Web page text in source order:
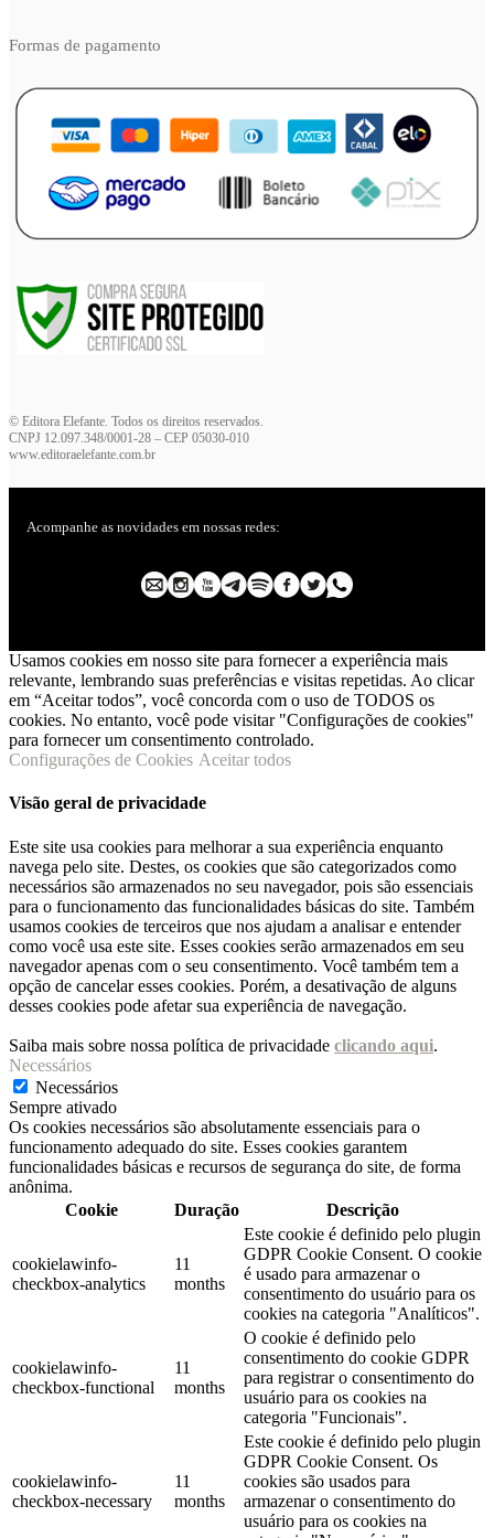
Formas de pagamento
© Editora Elefante. Todos os direitos reservados.
CNPJ 12.097.348/0001-28 – CEP 05030-010
www.editoraelefante.com.br
Acompanhe as novidades em nossas redes:
Usamos cookies em nosso site para fornecer a experiência mais
relevante, lembrando suas preferências e visitas repetidas. Ao clicar
em “Aceitar todos”, você concorda com o uso de TODOS os
cookies. No entanto, você pode visitar "Configurações de cookies"
para fornecer um consentimento controlado.
Configurações de Cookies Aceitar todos
Visão geral de privacidade
Este site usa cookies para melhorar a sua experiência enquanto
navega pelo site. Destes, os cookies que são categorizados como
necessários são armazenados no seu navegador, pois são essenciais
para o funcionamento das funcionalidades básicas do site. Também
usamos cookies de terceiros que nos ajudam a analisar e entender
como você usa este site. Esses cookies serão armazenados em seu
navegador apenas com o seu consentimento. Você também tem a
opção de cancelar esses cookies. Porém, a desativação de alguns
desses cookies pode afetar sua experiência de navegação.
Saiba mais sobre nossa política de privacidade clicando aqui.
Necessários
Necessários
Sempre ativado
Os cookies necessários são absolutamente essenciais para o
funcionamento adequado do site. Esses cookies garantem
funcionalidades básicas e recursos de segurança do site, de forma
anônima.
Cookie
Duração Descrição
cookielawinfo-
checkbox-analytics
11
months
Este cookie é definido pelo plugin
GDPR Cookie Consent. O cookie
é usado para armazenar o
consentimento do usuário para os
cookies na categoria "Analíticos".
cookielawinfo-
checkbox-functional
11
months
O cookie é definido pelo
consentimento do cookie GDPR
para registrar o consentimento do
usuário para os cookies na
categoria "Funcionais".
cookielawinfo-
checkbox-necessary
11
months
Este cookie é definido pelo plugin
GDPR Cookie Consent. Os
cookies são usados ​​para
armazenar o consentimento do
usuário para os cookies na